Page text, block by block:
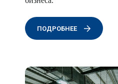
ПОДРОБНЕЕ